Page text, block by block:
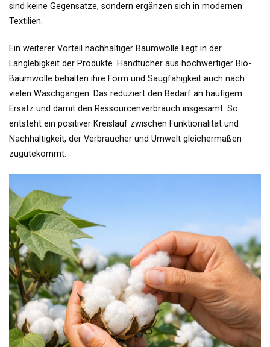
sind keine Gegensätze, sondern ergänzen sich in modernen
Textilien.
Ein weiterer Vorteil nachhaltiger Baumwolle liegt in der
Langlebigkeit der Produkte. Handtücher aus hochwertiger Bio-
Baumwolle behalten ihre Form und Saugfähigkeit auch nach
vielen Waschgängen. Das reduziert den Bedarf an häufigem
Ersatz und damit den Ressourcenverbrauch insgesamt. So
entsteht ein positiver Kreislauf zwischen Funktionalität und
Nachhaltigkeit, der Verbraucher und Umwelt gleichermaßen
zugutekommt.